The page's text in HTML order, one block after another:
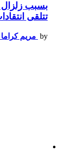
بسبب زلزال
تتلقى
by مريم كراما